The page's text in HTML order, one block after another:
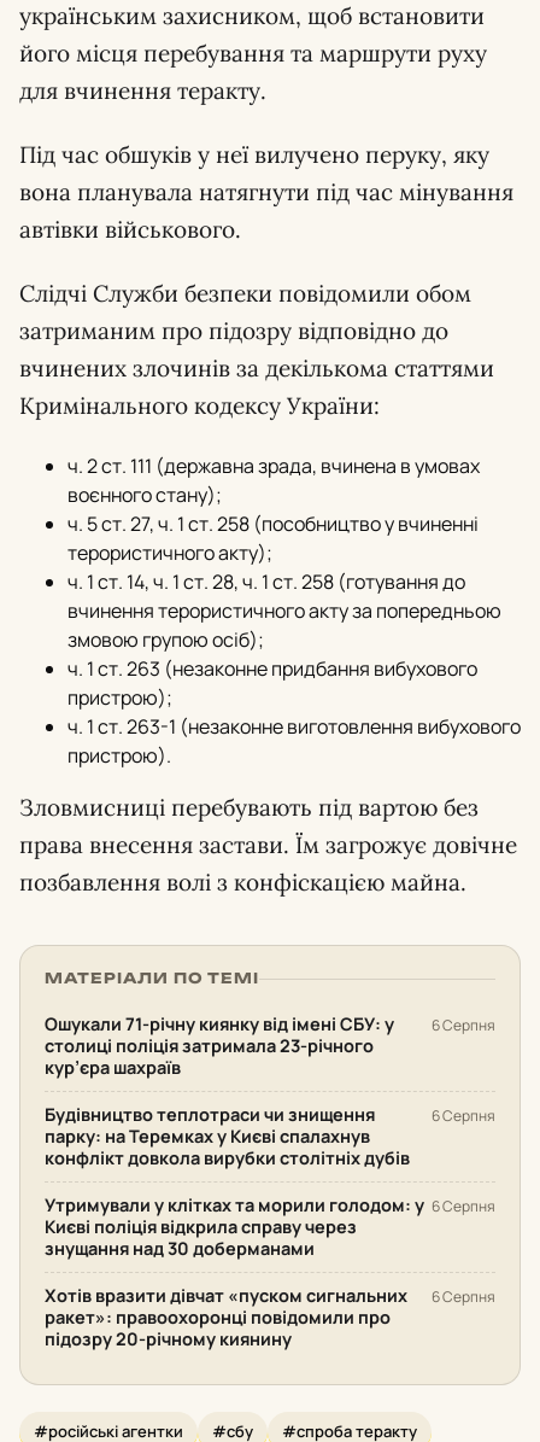
українським захисником, щоб встановити
його місця перебування та маршрути руху
для вчинення теракту.
Під час обшуків у неї вилучено перуку, яку
вона планувала натягнути під час мінування
автівки військового.
Слідчі Служби безпеки повідомили обом
затриманим про підозру відповідно до
вчинених злочинів за декількома статтями
Кримінального кодексу України:
ч. 2 ст. 111 (державна зрада, вчинена в умовах
воєнного стану);
ч. 5 ст. 27, ч. 1 ст. 258 (пособництво у вчиненні
терористичного акту);
ч. 1 ст. 14, ч. 1 ст. 28, ч. 1 ст. 258 (готування до
вчинення терористичного акту за попередньою
змовою групою осіб);
ч. 1 ст. 263 (незаконне придбання вибухового
пристрою);
ч. 1 ст. 263-1 (незаконне виготовлення вибухового
пристрою).
Зловмисниці перебувають під вартою без
права внесення застави. Їм загрожує довічне
позбавлення волі з конфіскацією майна.
МАТЕРІАЛИ ПО ТЕМІ
Ошукали 71-річну киянку від імені СБУ: у
столиці поліція затримала 23-річного
кур’єра шахраїв
6 Серпня
Будівництво теплотраси чи знищення
парку: на Теремках у Києві спалахнув
конфлікт довкола вирубки столітніх дубів
6 Серпня
Утримували у клітках та морили голодом: у
Києві поліція відкрила справу через
знущання над 30 доберманами
6 Серпня
Хотів вразити дівчат «пуском сигнальних
ракет»: правоохоронці повідомили про
підозру 20-річному киянину
6 Серпня
#російські агентки #сбу #спроба теракту